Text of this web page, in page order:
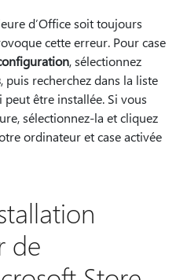
d’Office soit toujours
cette erreur. Pour case
, sélectionnez
, puis recherchez dans la liste
être installée. Si vous
sélectionnez-la et cliquez
ordinateur et case activée
de